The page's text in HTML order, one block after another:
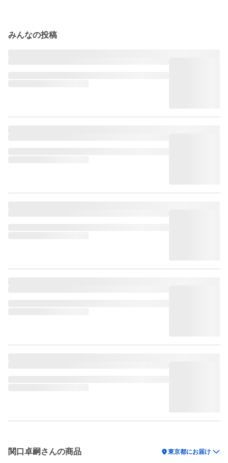
みんなの投稿
関口卓嗣さんの商品 location_on東京都にお届け